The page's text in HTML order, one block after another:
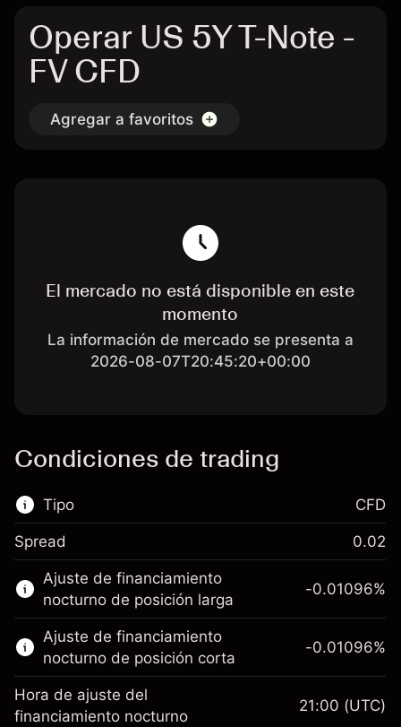
Operar US 5Y T-Note -
FV CFD
Agregar a favoritos
El mercado no está disponible en este
momento
La información de mercado se presenta a
2026-08-07T20:45:20+00:00
Condiciones de trading
Tipo
Este mercado financiero está disponible para
hacer trading con CFD.
Obtén más información sobre:
CFD
CFD
Spread 0.02
Ajuste de financiamiento
nocturno de posición larga
-0.01096%
Ajuste de financiamiento
nocturno de posición corta
-0.01096%
Hora de ajuste del
financiamiento nocturno
21:00 (UTC)